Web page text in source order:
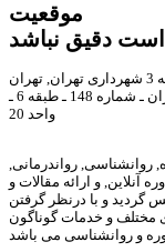
موقعیت
دقیق نباشد
خيابان پاسداران ـ نبش دشتستان 5 ـ مجتمع پاسداران ـ شماره 148 ـ طبقه 6 ـ
واحد 20
روانشناسی, رواندرمانی,
و ارائه مقالات و
در حوزه روانشناسی در سال 1389 تاسیس گردید و با درنظر گرفتن
مختلف و خدمات گوناگون
و روانشناسی می باشد